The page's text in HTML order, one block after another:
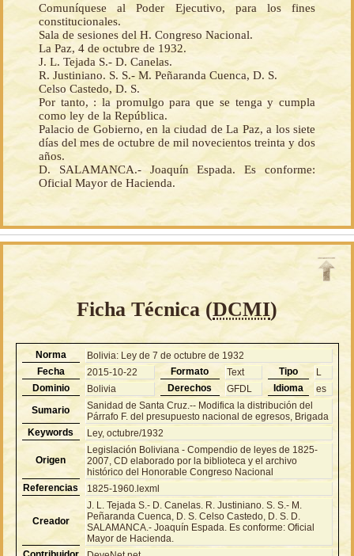
Comuníquese al Poder Ejecutivo, para los fines
constitucionales.
Sala de sesiones del H. Congreso Nacional.
La Paz, 4 de octubre de 1932.
J. L. Tejada S.- D. Canelas.
R. Justiniano. S. S.- M. Peñaranda Cuenca, D. S.
Celso Castedo, D. S.
Por tanto, : la promulgo para que se tenga y cumpla
como ley de la República.
Palacio de Gobierno, en la ciudad de La Paz, a los siete
días del mes de octubre de mil novecientos treinta y dos
años.
D. SALAMANCA.- Joaquín Espada. Es conforme:
Oficial Mayor de Hacienda.
Ficha Técnica (DCMI)
Norma
Bolivia: Ley de 7 de octubre de 1932
Fecha
2015-10-22 Formato Text Tipo
L
Dominio
Bolivia Derechos GFDL Idioma
es
Sumario
Sanidad de Santa Cruz.-- Modifica la distribución del
Párrafo F. del presupuesto nacional de egresos, Brigada
Keywords
Ley, octubre/1932
Origen
Legislación Boliviana - Compendio de leyes de 1825-
2007, CD elaborado por la biblioteca y el archivo
histórico del Honorable Congreso Nacional
Referencias
1825-1960.lexml
Creador
J. L. Tejada S.- D. Canelas. R. Justiniano. S. S.- M.
Peñaranda Cuenca, D. S. Celso Castedo, D. S. D.
SALAMANCA.- Joaquín Espada. Es conforme: Oficial
Mayor de Hacienda.